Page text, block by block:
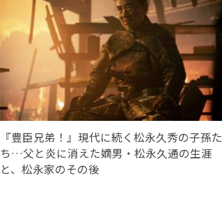
『豊臣兄弟！』現代に続く松永久秀の子孫た
ち…父と炎に消えた嫡男・松永久通の生涯
と、松永家のその後